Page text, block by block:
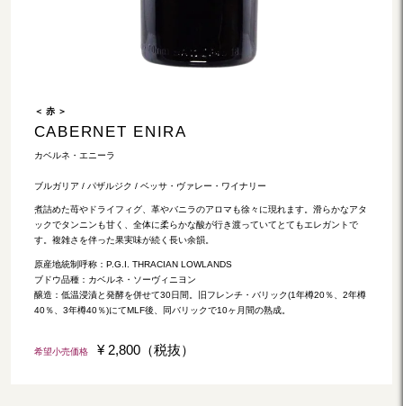
＜ 赤 ＞
CABERNET ENIRA
カベルネ・エニーラ
ブルガリア / パザルジク / ベッサ・ヴァレー・ワイナリー
煮詰めた苺やドライフィグ、革やバニラのアロマも徐々に現れます。滑らかなアタ
ックでタンニンも甘く、全体に柔らかな酸が行き渡っていてとてもエレガントで
す。複雑さを伴った果実味が続く長い余韻。
原産地統制呼称：P.G.I. THRACIAN LOWLANDS
ブドウ品種：カベルネ・ソーヴィニヨン
醸造：低温浸漬と発酵を併せて30日間。旧フレンチ・バリック(1年樽20％、2年樽
40％、3年樽40％)にてMLF後、同バリックで10ヶ月間の熟成。
希望小売価格 ¥ 2,800（税抜）